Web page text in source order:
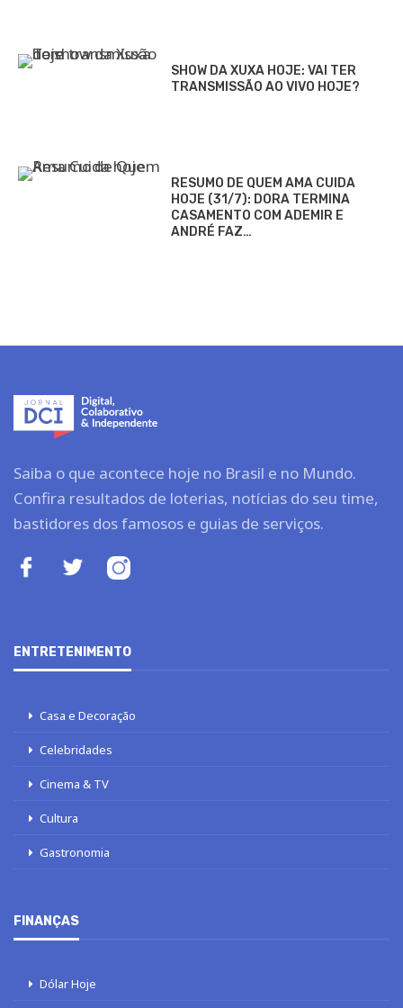
SHOW DA XUXA HOJE: VAI TER
TRANSMISSÃO AO VIVO HOJE?
RESUMO DE QUEM AMA CUIDA
HOJE (31/7): DORA TERMINA
CASAMENTO COM ADEMIR E
ANDRÉ FAZ…
Saiba o que acontece hoje no Brasil e no Mundo.
Confira resultados de loterias, notícias do seu time,
bastidores dos famosos e guias de serviços.
ENTRETENIMENTO
Casa e Decoração
Celebridades
Cinema & TV
Cultura
Gastronomia
FINANÇAS
Dólar Hoje